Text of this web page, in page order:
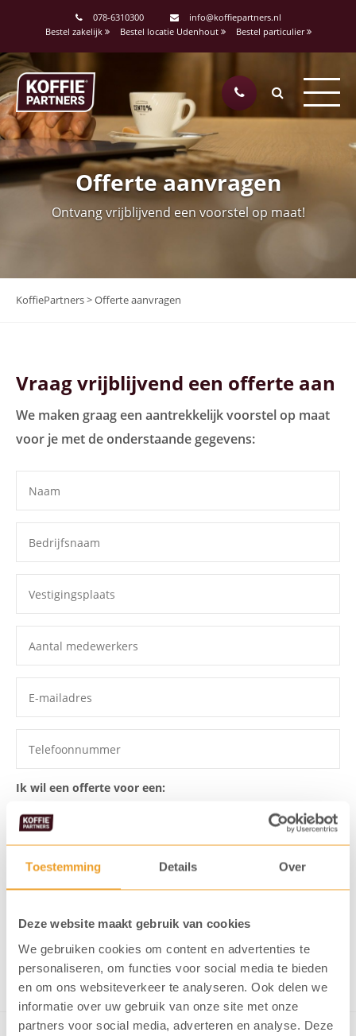
Toestemming Details Over
Deze website maakt gebruik van cookies
We gebruiken cookies om content en advertenties te
personaliseren, om functies voor social media te bieden
en om ons websiteverkeer te analyseren. Ook delen we
informatie over uw gebruik van onze site met onze
partners voor social media, adverteren en analyse. Deze
078-6310300
info@koffiepartners.nl
Bestel zakelijk
Bestel locatie Udenhout Bestel particulier
Offerte aanvragen
Ontvang vrijblijvend een voorstel op maat!
KoffiePartners>Offerte aanvragen
Vraag vrijblijvend een offerte aan
We maken graag een aantrekkelijk voorstel op maat
voor je met de onderstaande gegevens:
Ik wil een offerte voor een:
Ik ga akkoord dat mijn gegevensopgeslagen worden
Ik meld me aan voor de KoffiePartners nieuwsbrief
Verstuur formulier